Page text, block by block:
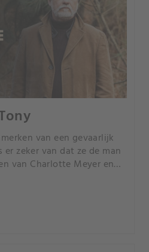
van een gevaarlijk
zeker van dat ze de man
van Charlotte Meyer en